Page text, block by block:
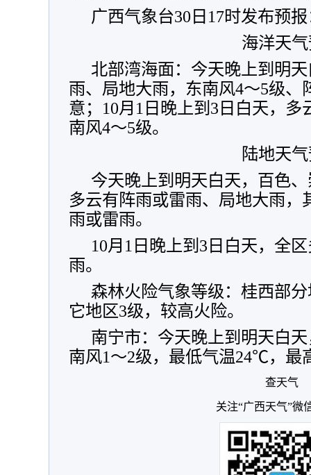
广西气象台30日17时发布预
海洋天
北部湾海面：今天晚上到明
雨、局地大雨，东南风4～5级、
意；10月1日晚上到3日白天，
南风4～5级。
陆地天
今天晚上到明天白天，百色
多云有阵雨或雷雨、局地大雨，
雨或雷雨。
10月1日晚上到3日白天，全
雨。
森林火险气象等级：桂西部
它地区3级，较高火险。
南宁市：今天晚上到明天白
南风1～2级，最低气温24℃，最
查天气
关注“广西天气”微